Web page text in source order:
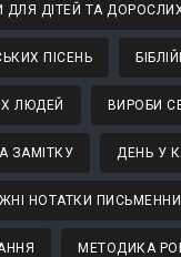
ДЛЯ ДІТЕЙ ТА
ПІСЕНЬ
ЛЮДЕЙ ВИРОБИ
ЗАМІТКУ ДЕНЬ У
НОТАТКИ
МЕТОДИКА